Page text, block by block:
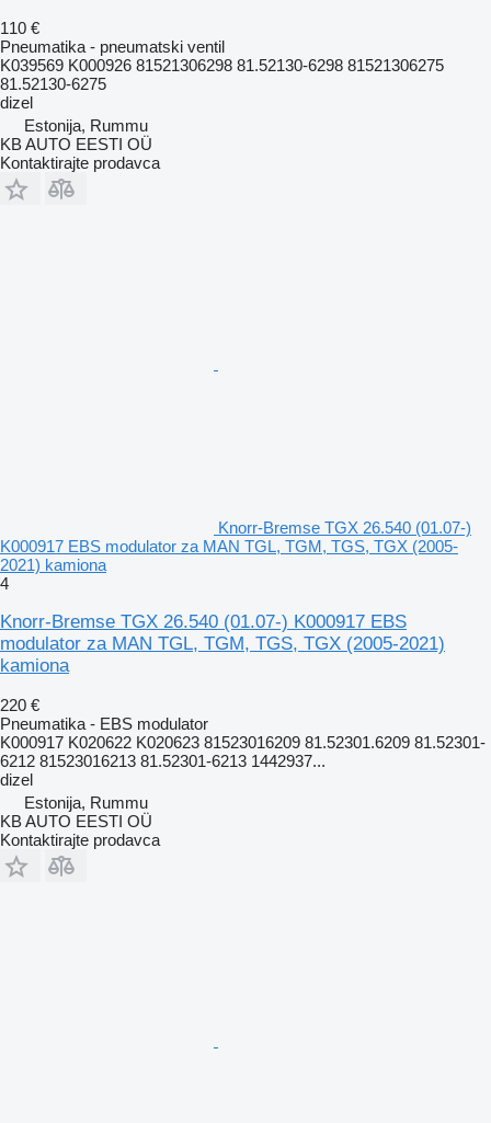
110 €
Pneumatika - pneumatski ventil
K039569 K000926 81521306298 81.52130-6298 81521306275
81.52130-6275
dizel
Estonija, Rummu
KB AUTO EESTI OÜ
Kontaktirajte prodavca
Knorr-Bremse TGX 26.540 (01.07-)
K000917 EBS modulator za MAN TGL, TGM, TGS, TGX (2005-
2021) kamiona
4
Knorr-Bremse TGX 26.540 (01.07-) K000917 EBS
modulator za MAN TGL, TGM, TGS, TGX (2005-2021)
kamiona
220 €
Pneumatika - EBS modulator
K000917 K020622 K020623 81523016209 81.52301.6209 81.52301-
6212 81523016213 81.52301-6213 1442937...
dizel
Estonija, Rummu
KB AUTO EESTI OÜ
Kontaktirajte prodavca